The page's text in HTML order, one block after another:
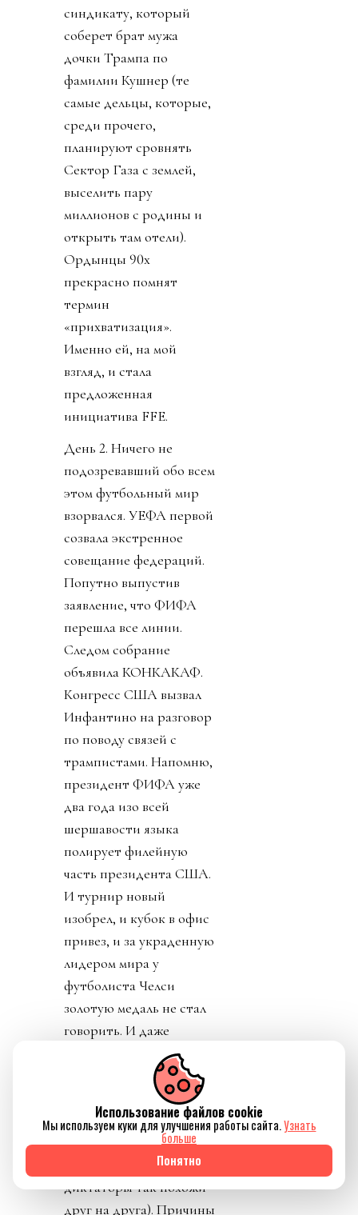
синдикату, который
соберет брат мужа
дочки Трампа по
фамилии Кушнер (те
самые дельцы, которые,
среди прочего,
планируют сровнять
Сектор Газа с землей,
выселить пару
миллионов с родины и
открыть там отели).
Ордынцы 90х
прекрасно помнят
термин
«прихватизация».
Именно ей, на мой
взгляд, и стала
предложенная
инициатива FFE.
День 2. Ничего не
подозревавший обо всем
этом футбольный мир
взорвался. УЕФА первой
созвала экстренное
совещание федераций.
Попутно выпустив
заявление, что ФИФА
перешла все линии.
Следом собрание
объявила КОНКАКАФ.
Конгресс США вызвал
Инфантино на разговор
по поводу связей с
трампистами. Напомню,
президент ФИФА уже
два года изо всей
шершавости языка
полирует филейную
часть президента США.
И турнир новый
изобрел, и кубок в офис
привез, и за украденную
лидером мира у
футболиста Челси
золотую медаль не стал
говорить. И даже
изобрел премию мира,
Дональду. Собрату по
крови
беспредельщицкой
(ведь тираны, жулики и
диктаторы так похожи
друг на друга). Причины
Использование файлов cookie
Мы используем куки для улучшения работы сайта.Узнать
больше
Понятно